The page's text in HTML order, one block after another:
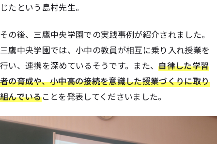
じたという島村先生。
その後、三鷹中央学園での実践事例が紹介されました。
三鷹中央学園では、小中の教員が相互に乗り入れ授業を
行い、連携を深めているそうです。また、自律した学習
者の育成や、小中高の接続を意識した授業づくりに取り
組んでいることを発表してくださいました。